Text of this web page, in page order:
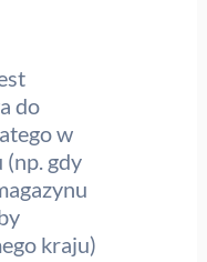
do
w
gdy
kraju)